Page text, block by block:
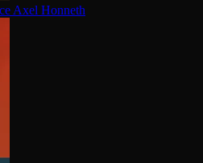
Axel Honneth